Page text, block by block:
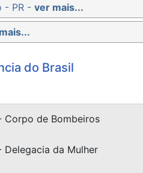
- PR - ver mais...
do Brasil
Corpo de Bombeiros
Delegacia da Mulher